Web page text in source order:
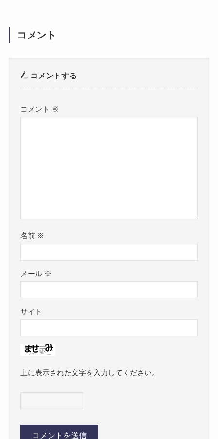
コメント
コメントする
コメント ※
名前 ※
メール ※
サイト
上に表示された文字を入力してください。